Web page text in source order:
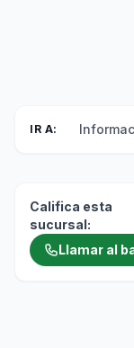
IR A:
Califica esta
sucursal:
Llamar al